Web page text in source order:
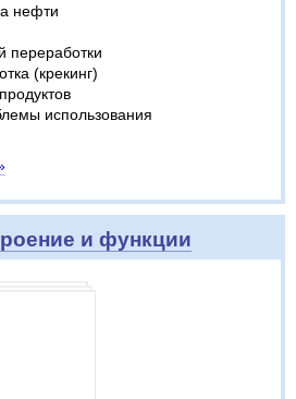
нефти
переработки
(крекинг)
использования
и функции